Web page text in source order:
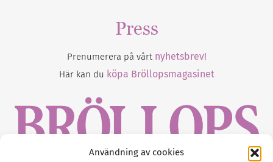
Användning av cookies
Press
Prenumerera på vårt nyhetsbrev!
Här kan du köpa Bröllopsmagasinet